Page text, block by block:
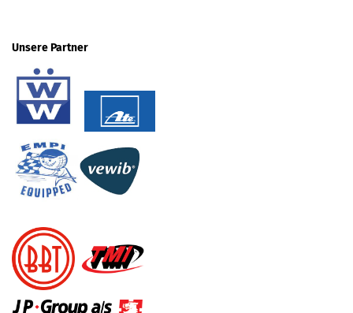
Unsere Partner